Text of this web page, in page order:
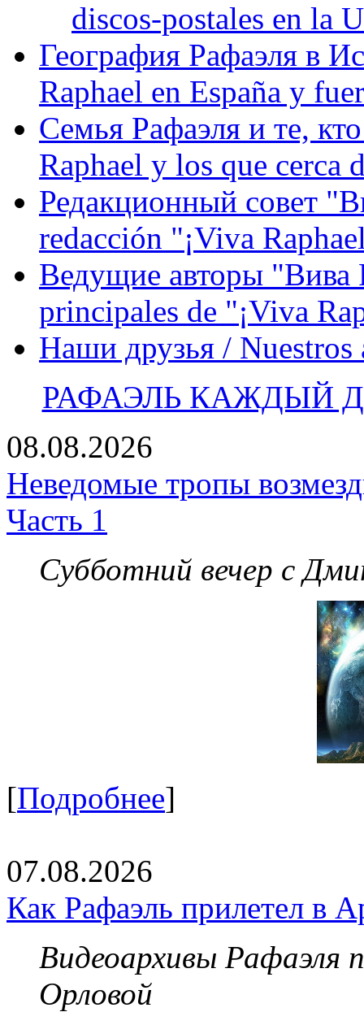
discos-postales en la
География Рафаэля в
Raphael en España y
Семья Рафаэля и те,
Raphael y los que cerca
Редакционный совет
redacción "¡Viva
Ведущие авторы "Вива
principales de "¡Viva
Наши друзья / Nuestros
РАФАЭЛЬ КАЖДЫЙ
08.08.2026
Неведомые тропы
Часть 1
Субботний вечер с
[Подробнее]
07.08.2026
Как Рафаэль прилетел в
Видеоархивы Рафаэля
Орловой